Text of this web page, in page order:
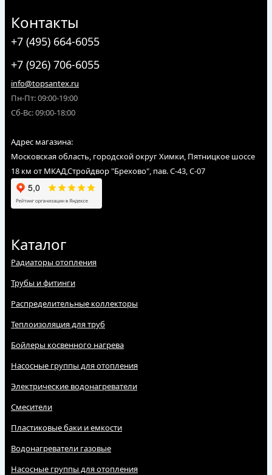
Контакты
+7 (495) 664-6055
+7 (926) 706-6055
info@topsantex.ru
Пн-Пт: 09:00-19:00
Сб-Вс: 09:00-18:00
Адрес магазина:
Московская область, городской округ Химки, Пятницкое шоссе
18 км от МКАД,Стройдвор "Брехово", пав. С-43, С-07
Каталог
Радиаторы отопления
Трубы и фитинги
Распределительные коллекторы
Теплоизоляция для труб
Бойлеры косвенного нагрева
Насосные группы для отопления
Электрические водонагреватели
Смесители
Пластиковые баки и емкости
Водонагреватели газовые
Насосные группы для отопления